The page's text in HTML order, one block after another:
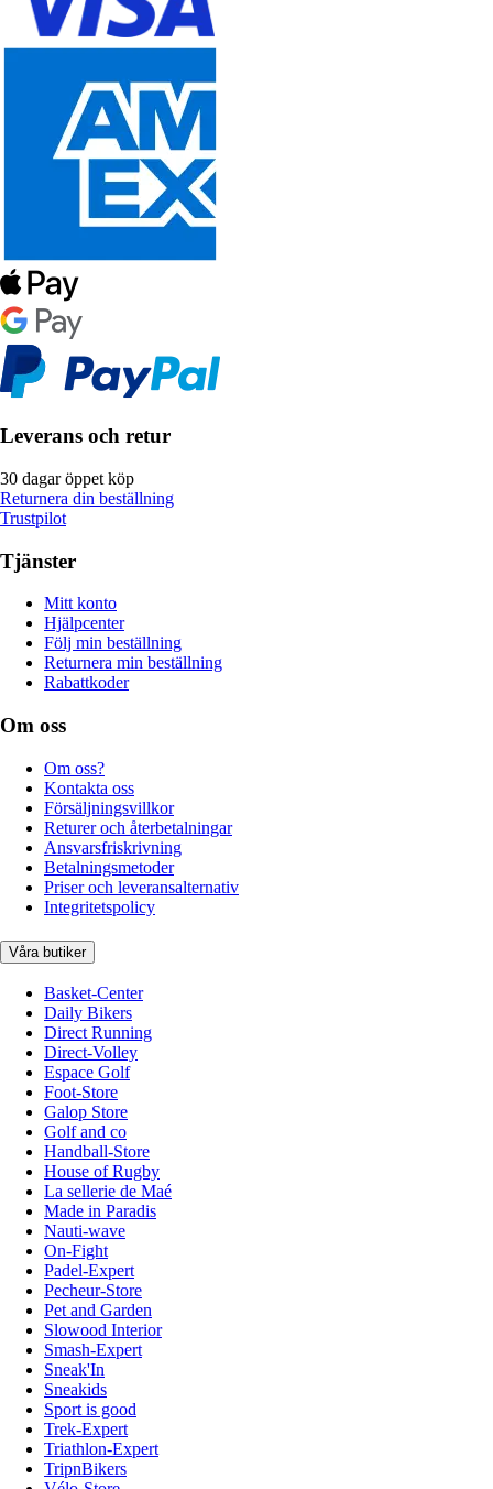
Leverans och retur
30 dagar öppet köp
Returnera din beställning
Trustpilot
Tjänster
Mitt konto
Hjälpcenter
Följ min beställning
Returnera min beställning
Rabattkoder
Om oss
Om oss?
Kontakta oss
Försäljningsvillkor
Returer och återbetalningar
Ansvarsfriskrivning
Betalningsmetoder
Priser och leveransalternativ
Integritetspolicy
Våra butiker
Basket-Center
Daily Bikers
Direct Running
Direct-Volley
Espace Golf
Foot-Store
Galop Store
Golf and co
Handball-Store
House of Rugby
La sellerie de Maé
Made in Paradis
Nauti-wave
On-Fight
Padel-Expert
Pecheur-Store
Pet and Garden
Slowood Interior
Smash-Expert
Sneak'In
Sneakids
Sport is good
Trek-Expert
Triathlon-Expert
TripnBikers